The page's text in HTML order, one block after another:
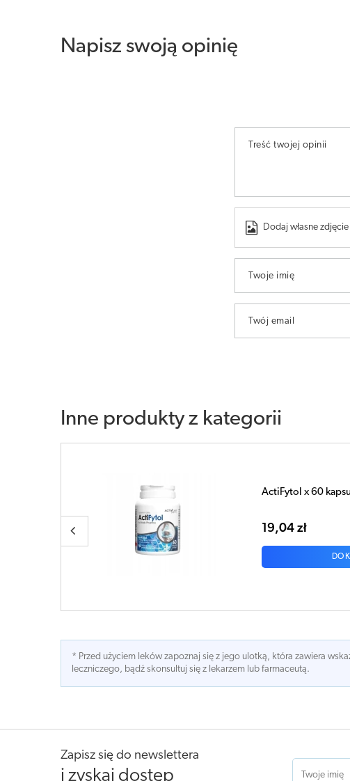
Napisz swoją opinię
Treść twojej opinii
Dodaj własne
Twoje imię
Twój email
Inne produkty z kategorii
* Przed użyciem leków zapoznaj się z jego ulotką, która zawiera
leczniczego, bądź skonsultuj się z lekarzem lub farmaceutą.
Zapisz się do newslettera
i zyskaj dostęp